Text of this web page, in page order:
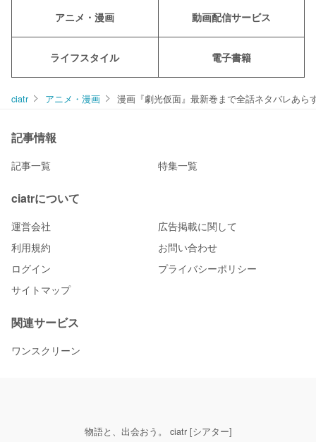
アニメ・漫画 動画配信サービス
ライフスタイル 電子書籍
ciatr アニメ・漫画 漫画『劇光仮面』最新巻まで全話ネタバレあ
記事情報
記事一覧 特集一覧
ciatrについて
運営会社
広告掲載に関して
利用規約
お問い合わせ
ログイン
プライバシーポリシー
サイトマップ
関連サービス
ワンスクリーン
物語と、出会おう。 ciatr [シアター]